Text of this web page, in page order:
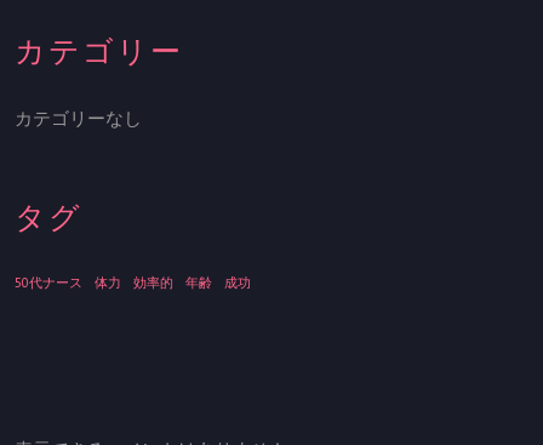
カテゴリー
カテゴリーなし
タグ
50代ナース 体力 効率的 年齢 成功